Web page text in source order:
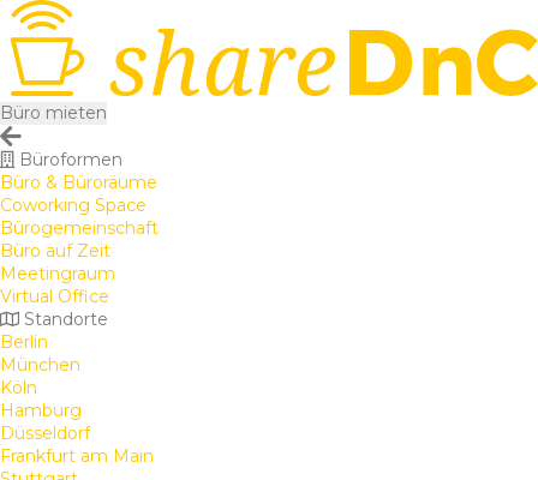
Büro mieten
Büroformen
Büro & Büroräume
Coworking Space
Bürogemeinschaft
Büro auf Zeit
Meetingraum
Virtual Office
Standorte
Berlin
München
Köln
Hamburg
Düsseldorf
Frankfurt am Main